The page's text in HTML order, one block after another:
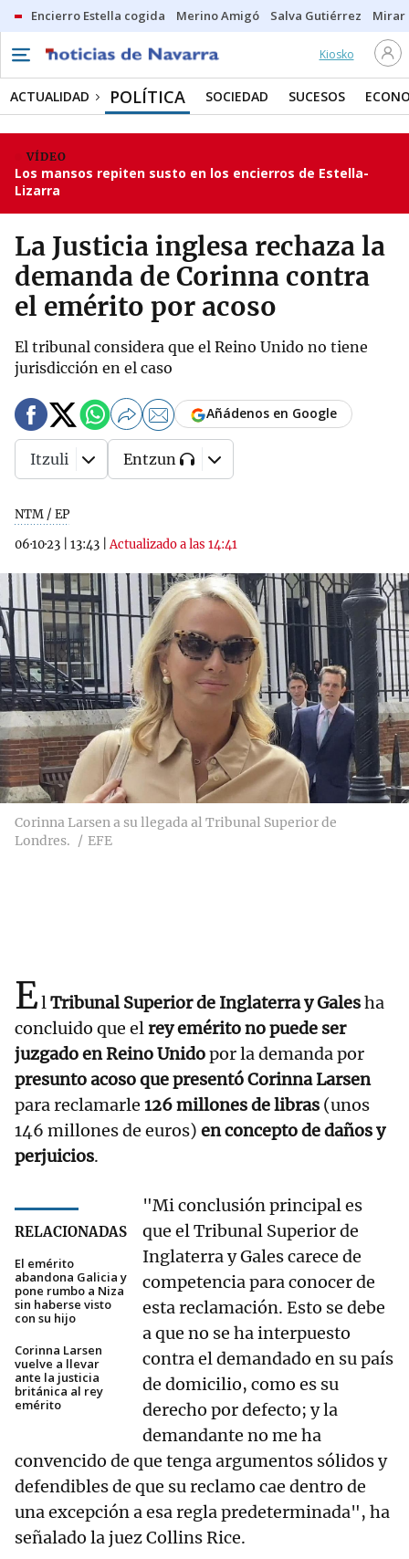
Encierro Estella cogida Merino Amigó Salva Gutiérrez Mirar
Kiosko
ACTUALIDAD POLÍTICA SOCIEDAD SUCESOS
VÍDEO
Los mansos repiten susto en los encierros de Estella-
Lizarra
La Justicia inglesa rechaza la
demanda de Corinna contra
el emérito por acoso
El tribunal considera que el Reino Unido no tiene
jurisdicción en el caso
NTM / EP
06·10·23
13:43 |Actualizado a las 14:41
Añádenos en Google
Itzuli Entzun
Corinna Larsen a su llegada al Tribunal Superior de
Londres.
EFE
ElTribunal Superior de Inglaterra y Galesha
concluido que elrey emérito no puede ser
juzgado en Reino Unidopor la demanda por
presunto acoso que presentó Corinna Larsen
para reclamarle 126 millones de libras (unos
146 millones de euros) en concepto de daños y
perjuicios.
RELACIONADAS
El emérito
abandona Galicia y
pone rumbo a Niza
sin haberse visto
con su hijo
Corinna Larsen
vuelve a llevar
ante la justicia
británica al rey
emérito
"Mi conclusión principal es
que el Tribunal Superior de
Inglaterra y Gales carece de
competencia para conocer de
esta reclamación. Esto se debe
a que no se ha interpuesto
contra el demandado en su país
de domicilio, como es su
derecho por defecto; y la
demandante no me ha
convencido de que tenga argumentos sólidos y
defendibles de que su reclamo cae dentro de
una excepción a esa regla predeterminada", ha
señalado la juez Collins Rice.